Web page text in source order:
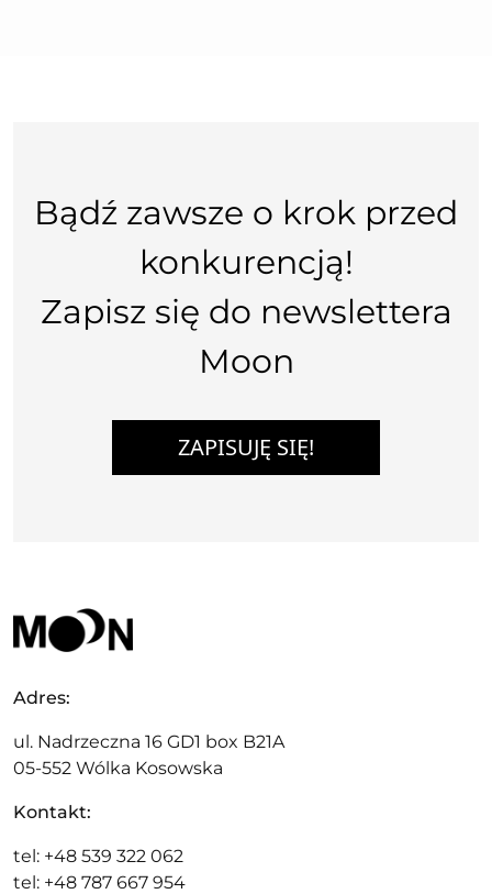
Bądź zawsze o krok przed
konkurencją!
Zapisz się do newslettera
Moon
ZAPISUJĘ SIĘ!
Adres:
ul. Nadrzeczna 16 GD1 box B21A
05-552 Wólka Kosowska
Kontakt:
tel: +48 539 322 062
tel: +48 787 667 954